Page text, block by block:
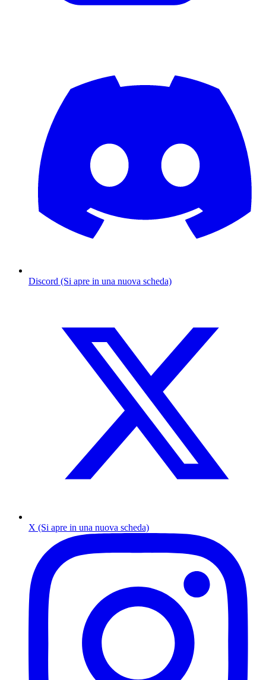
Discord (Si apre in una nuova scheda)
X (Si apre in una nuova scheda)